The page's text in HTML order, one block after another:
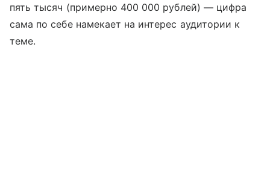
пять тысяч (примерно 400 000 рублей) — цифра
сама по себе намекает на интерес аудитории к
теме.